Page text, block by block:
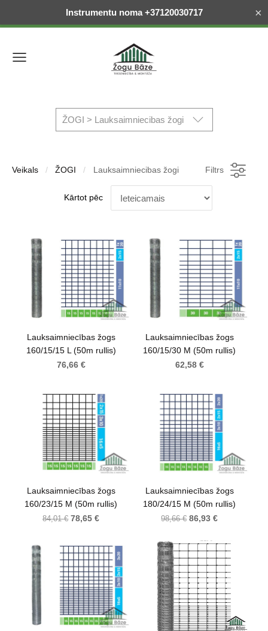
Instrumentu noma +37120030717 ×
ŽOGI > Lauksaimniecibas žogi
Veikals ŽOGI Lauksaimniecibas žogi Filtrs
Kārtot pēc
Lauksaimniecības žogs
160/15/15 L (50m rullis)
76,66 €
Lauksaimniecības žogs
160/15/30 M (50m rullis)
62,58 €
Lauksaimniecības žogs
160/23/15 M (50m rullis)
84,01 € 78,65 €
Lauksaimniecības žogs
180/24/15 M (50m rullis)
98,66 € 86,93 €